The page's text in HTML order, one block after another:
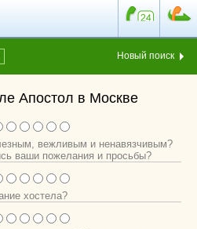
Новый поиск
Апостол в Москве
вежливым и ненавязчивым?
ваши пожелания и просьбы?
хостела?